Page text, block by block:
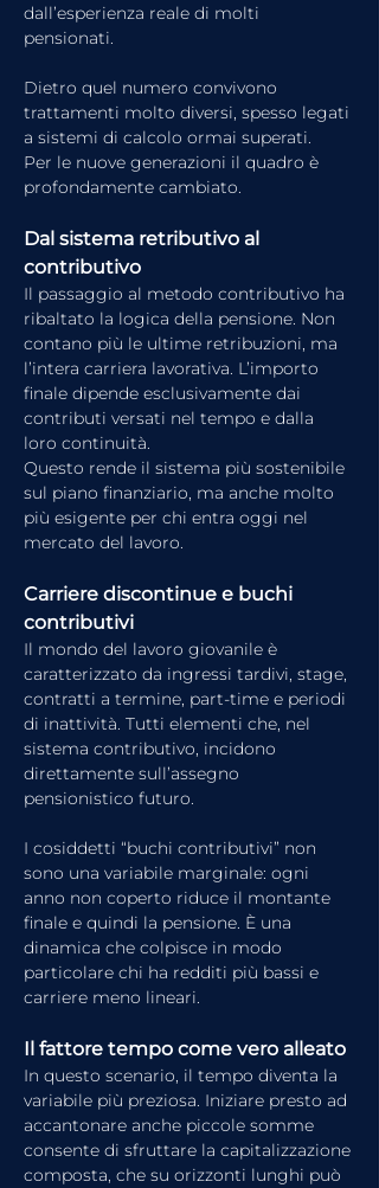
dall’esperienza reale di molti
pensionati.
Dietro quel numero convivono
trattamenti molto diversi, spesso legati
a sistemi di calcolo ormai superati.
Per le nuove generazioni il quadro è
profondamente cambiato.
Dal sistema retributivo al
contributivo
Il passaggio al metodo contributivo ha
ribaltato la logica della pensione. Non
contano più le ultime retribuzioni, ma
l’intera carriera lavorativa. L’importo
finale dipende esclusivamente dai
contributi versati nel tempo e dalla
loro continuità.
Questo rende il sistema più sostenibile
sul piano finanziario, ma anche molto
più esigente per chi entra oggi nel
mercato del lavoro.
Carriere discontinue e buchi
contributivi
Il mondo del lavoro giovanile è
caratterizzato da ingressi tardivi, stage,
contratti a termine, part-time e periodi
di inattività. Tutti elementi che, nel
sistema contributivo, incidono
direttamente sull’assegno
pensionistico futuro.
I cosiddetti “buchi contributivi” non
sono una variabile marginale: ogni
anno non coperto riduce il montante
finale e quindi la pensione. È una
dinamica che colpisce in modo
particolare chi ha redditi più bassi e
carriere meno lineari.
Il fattore tempo come vero alleato
In questo scenario, il tempo diventa la
variabile più preziosa. Iniziare presto ad
accantonare anche piccole somme
consente di sfruttare la capitalizzazione
composta, che su orizzonti lunghi può